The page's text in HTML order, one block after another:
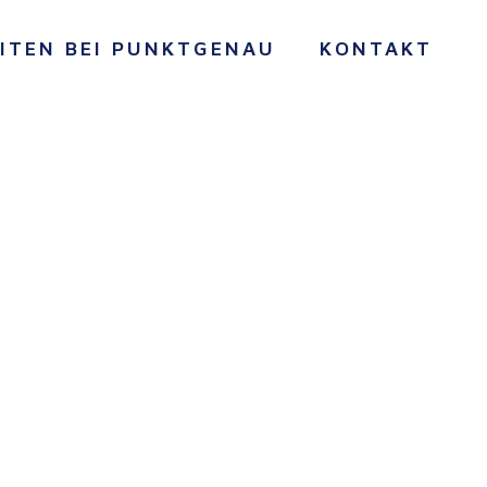
BEI PUNKTGENAU KONTAKT